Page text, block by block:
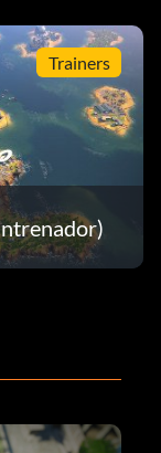
Trainers